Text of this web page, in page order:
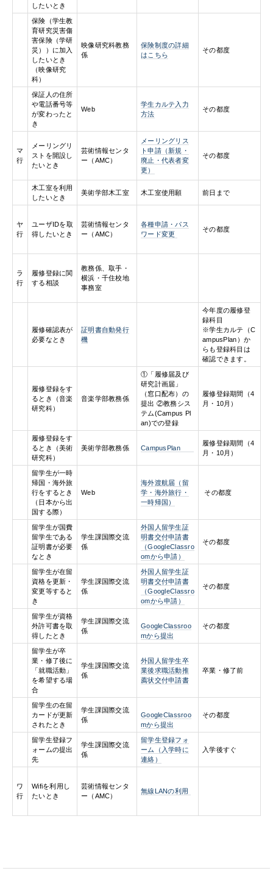
したいとき
保険（学生教
育研究災害傷
害保険（学研
災））に加入
したいとき
（映像研究
科）
映像研究科教務
係
保険制度の詳細
はこちら
その都度
保証人の住所
や電話番号等
が変わったと
き
Web
学生カルテ入力
方法
その都度
マ
行
メーリングリ
ストを開設し
たいとき
芸術情報センタ
ー（AMC）
メーリングリス
ト申請（新規・
廃止・代表者変
更）
その都度
木工室を利用
したいとき
美術学部木工室 木工室使用願 前日まで
ヤ
行
ユーザIDを取
得したいとき
芸術情報センタ
ー（AMC）
各種申請・パス
ワード変更
その都度
ラ
行
履修登録に関
する相談
教務係、取手・
横浜・千住校地
事務室
履修確認表が
必要なとき
証明書自動発行
機
今年度の履修登
録科目
※学生カルテ（C
ampusPlan）か
らも登録科目は
確認できます。
履修登録をす
るとき（音楽
研究科）
音楽学部教務係
①「履修届及び
研究計画届」
（窓口配布）の
提出 ②教務シス
テム(Campus Pl
an)での登録
履修登録期間（4
月・10月）
履修登録をす
るとき（美術
研究科）
美術学部教務係 CampusPlan
履修登録期間（4
月・10月）
留学生が一時
帰国・海外旅
行をするとき
（日本から出
国する際）
Web
海外渡航届（留
学・海外旅行・
一時帰国）
その都度
留学生が国費
留学生である
証明書が必要
なとき
学生課国際交流
係
外国人留学生証
明書交付申請書
（GoogleClassro
omから申請）
その都度
留学生が在留
資格を更新・
変更等すると
き
学生課国際交流
係
外国人留学生証
明書交付申請書
（GoogleClassro
omから申請）
その都度
留学生が資格
外許可書を取
得したとき
学生課国際交流
係
GoogleClassroo
mから提出
その都度
留学生が卒
業・修了後に
「就職活動」
を希望する場
合
学生課国際交流
係
外国人留学生卒
業後求職活動推
薦状交付申請書
卒業・修了前
留学生の在留
カードが更新
されたとき
学生課国際交流
係
GoogleClassroo
mから提出
その都度
留学生登録フ
ォームの提出
先
学生課国際交流
係
留学生登録フォ
ーム（入学時に
連絡）
入学後すぐ
ワ
行
Wifiを利用し
たいとき
芸術情報センタ
ー（AMC）
無線LANの利用